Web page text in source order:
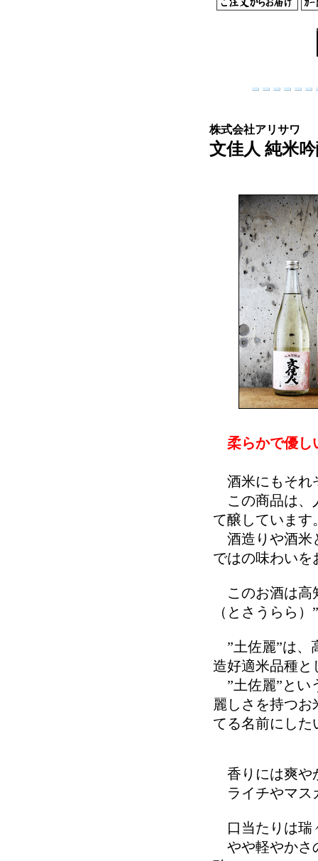
株式会社アリサワ
文佳人 純米
柔らかで優し
酒米にもそれ
この商品は、
て醸しています
酒造りや酒米
ではの味わいを
このお酒は高
（とさうらら）
”土佐麗”は、
造好適米品種と
”土佐麗”とい
麗しさを持つ
てる名前にした
香りには爽や
ライチやマス
口当たりは瑞
やや軽やかさ